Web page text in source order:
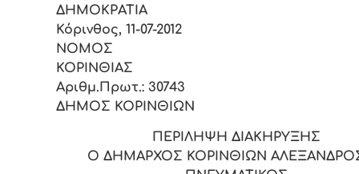
Κόρινθος, 11-07-2012
ΝΟΜΟΣ
Αριθμ.Πρωτ.: 30743
ΔΗΜΟΣ ΚΟΡΙΝΘΙΩΝ
ΠΕΡΙΛΗΨΗ ΔΙΑΚΗΡΥΞΗΣ
Ο ΔΗΜΑΡΧΟΣ ΚΟΡΙΝΘΙΩΝ